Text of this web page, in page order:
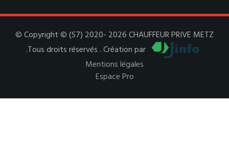
© Copyright © (S7) 2020- 2026 CHAUFFEUR PRIVE METZ
.Tous droits réservés . Création par
Mentions légales
Espace Pro